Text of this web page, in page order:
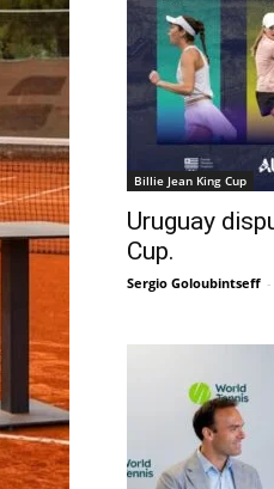
Billie Jean King Cup
Uruguay
Cup.
Sergio Goloubintseff -